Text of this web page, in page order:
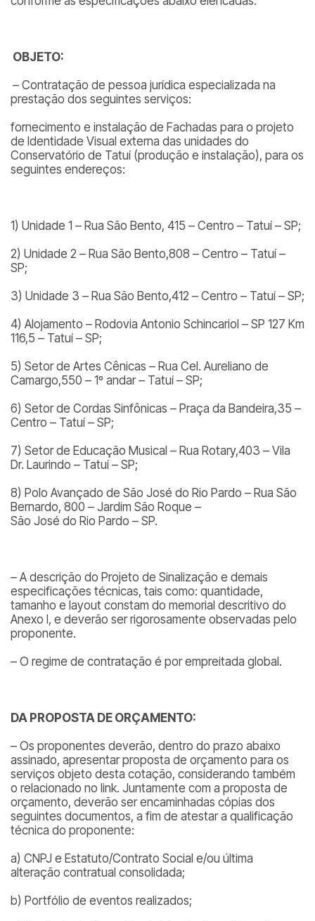
OBJETO:
– Contratação de pessoa jurídica especializada na
prestação dos seguintes serviços:
fornecimento e instalação de Fachadas para o projeto
de Identidade Visual externa das unidades do
Conservatório de Tatuí (produção e instalação), para os
seguintes endereços:
1) Unidade 1 – Rua São Bento, 415 – Centro – Tatuí – SP;
2) Unidade 2 – Rua São Bento,808 – Centro – Tatuí –
SP;
3) Unidade 3 – Rua São Bento,412 – Centro – Tatuí – SP;
4) Alojamento – Rodovia Antonio Schincariol – SP 127 Km
116,5 – Tatuí – SP;
5) Setor de Artes Cênicas – Rua Cel. Aureliano de
Camargo,550 – 1º andar – Tatuí – SP;
6) Setor de Cordas Sinfônicas – Praça da Bandeira,35 –
Centro – Tatuí – SP;
7) Setor de Educação Musical – Rua Rotary,403 – Vila
Dr. Laurindo – Tatuí – SP;
8) Polo Avançado de São José do Rio Pardo – Rua São
Bernardo, 800 – Jardim São Roque –
São José do Rio Pardo – SP.
– A descrição do Projeto de Sinalização e demais
especificações técnicas, tais como: quantidade,
tamanho e layout constam do memorial descritivo do
Anexo I, e deverão ser rigorosamente observadas pelo
proponente.
– O regime de contratação é por empreitada global.
DA PROPOSTA DE ORÇAMENTO:
– Os proponentes deverão, dentro do prazo abaixo
assinado, apresentar proposta de orçamento para os
serviços objeto desta cotação, considerando também
o relacionado no link. Juntamente com a proposta de
orçamento, deverão ser encaminhadas cópias dos
seguintes documentos, a fim de atestar a qualificação
técnica do proponente:
a) CNPJ e Estatuto/Contrato Social e/ou última
alteração contratual consolidada;
b) Portfólio de eventos realizados;